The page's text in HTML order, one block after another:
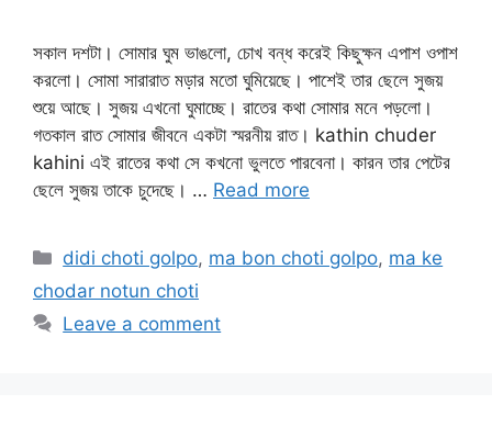
সকাল দশটা। সোমার ঘুম ভাঙলো, চোখ বন্ধ করেই কিছুক্ষন এপাশ ওপাশ
করলো। সোমা সারারাত মড়ার মতো ঘুমিয়েছে। পাশেই তার ছেলে সুজয়
শুয়ে আছে। সুজয় এখনো ঘুমাচ্ছে। রাতের কথা সোমার মনে পড়লো।
গতকাল রাত সোমার জীবনে একটা স্মরনীয় রাত। kathin chuder
kahini এই রাতের কথা সে কখনো ভুলতে পারবেনা। কারন তার পেটের
ছেলে সুজয় তাকে চুদেছে। … Read more
Categories
didi choti golpo, ma bon choti golpo, ma ke
chodar notun choti
Leave a comment